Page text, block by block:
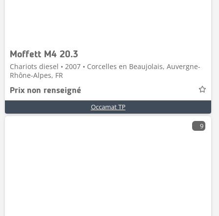
Moffett M4 20.3
Chariots diesel • 2007 • Corcelles en Beaujolais, Auvergne-
Rhône-Alpes, FR
Prix non renseigné
Occamat TP
9